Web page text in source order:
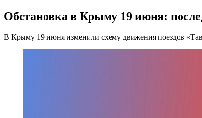
Обстановка в Крыму 19 июня:
В Крыму 19 июня изменили схему движения поездов